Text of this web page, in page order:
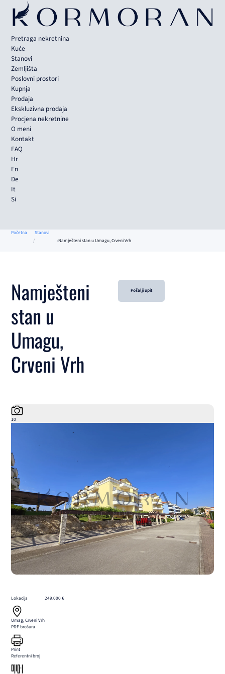
Pretraga nekretnina
Kuće
Stanovi
Zemljišta
Poslovni prostori
Kupnja
Prodaja
Ekskluzivna prodaja
Procjena nekretnine
O meni
Kontakt
FAQ
Hr
En
De
It
Si
Početna
Stanovi
Namješteni stan u Umagu, Crveni Vrh
Namješteni
stan u
Umagu,
Crveni Vrh
Pošalji upit
10
Lokacija
Umag, Crveni Vrh
PDF brošura
Print
Referentni broj
249.000 €